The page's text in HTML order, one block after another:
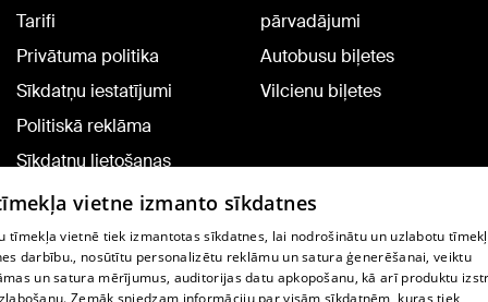
Tarifi
Privātuma politika
Sīkdatņu iestatījumi
Politiskā reklāma
Sīkdatņu lietošanas
noteikumi
Komentāru pievienošana
pārvadājumi
Autobusu biļetes
Vilcienu biļetes
TV programma
vietne izmanto sīkdatnes
tīmekļa vietnē tiek izmantotas sīkdatnes, lai nodrošinātu un uzlabotu
darbību., nosūtītu personalizētu reklāmu un satura ģenerēšanai, veiktu
un satura mērījumus, auditorijas datu apkopošanu, kā arī produktu
Zemāk sniedzam informāciju par visām sīkdatnēm, kuras tiek